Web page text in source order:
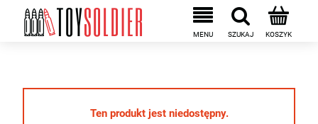
Ten produkt jest niedostępny.